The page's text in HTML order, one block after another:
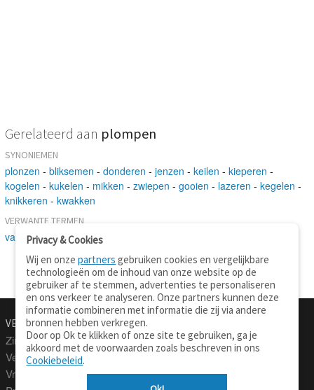
Gerelateerd aan plompen
SYNONIEMEN
plonzen - bliksemen - donderen - jenzen - keilen - kieperen -
kogelen - kukelen - mikken - zwiepen - gooien - lazeren - kegelen -
knikkeren - kwakken
VERWANTE TERMEN
vallen-verplaatsen-water
VERTALEN.NU
Zinnen vertalen
Verklarend woordenboek
Vraagbaak
Over deze site
Privacy
Privacy & Cookies
Wij en onzepartners gebruiken cookies en vergelijkbare
technologieën om de inhoud van onze website op de
gebruiker af te stemmen, advertenties te personaliseren
en ons verkeer te analyseren. Onze partners kunnen deze
informatie combineren met informatie die zij via andere
bronnen hebben verkregen.
Door op Ok te klikken of onze site te gebruiken, ga je
akkoord met de voorwaarden zoals beschreven in ons
Cookiebeleid.